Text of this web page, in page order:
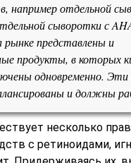
например отдельной
сыворотки с
представлены и
продукты, в которых
одновременно. Эти
и должны
несколько
с ретиноидами,